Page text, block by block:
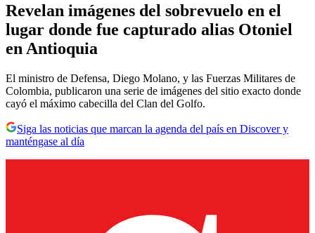
Revelan imágenes del sobrevuelo en el
lugar donde fue capturado alias Otoniel
en Antioquia
El ministro de Defensa, Diego Molano, y las Fuerzas Militares de
Colombia, publicaron una serie de imágenes del sitio exacto donde
cayó el máximo cabecilla del Clan del Golfo.
Siga las noticias que marcan la agenda del país en Discover y
manténgase al día